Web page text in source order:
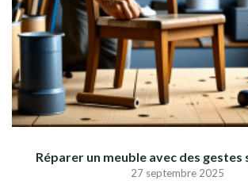
Réparer un meuble avec des
27 septembre 2025